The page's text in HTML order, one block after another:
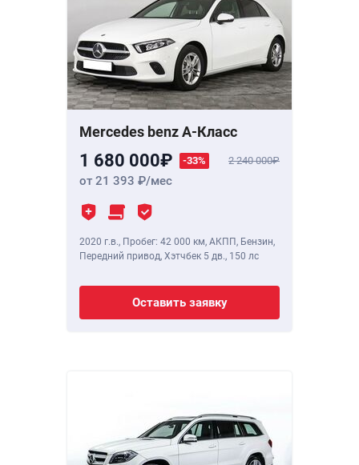
Mercedes benz A-Класс
1 680 000 -33% 2 240 000
от 21 393 /мес
2020 г.в., Пробег: 42 000 км, АКПП, Бензин,
Передний привод, Хэтчбек 5 дв., 150 лс
Оставить заявку